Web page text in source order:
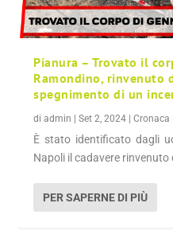
Pianura – Trovato il
Ramondino, rinvenuto
spegnimento di un
diadmin |Set 2, 2024 |Cronaca
È stato identificato dagli
Napoli il cadavere rinvenuto
PER SAPERNE DI PIÙ